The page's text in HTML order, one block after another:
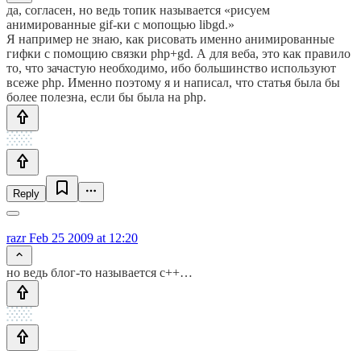
да, согласен, но ведь топик называется «рисуем
анимированные gif-ки с мопощью libgd.»
Я например не знаю, как рисовать именно анимированные
гифки с помощию связки php+gd. А для веба, это как правило
то, что зачастую необходимо, ибо большинство используют
всеже php. Именно поэтому я и написал, что статья была бы
более полезна, если бы была на php.
Reply
razrFeb 25 2009 at 12:20
но ведь блог-то называется c++…